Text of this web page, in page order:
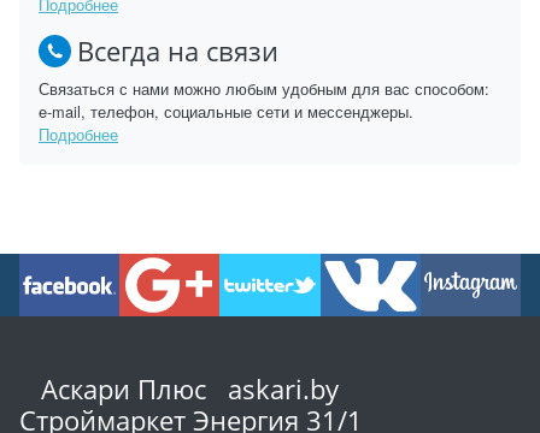
Всегда на связи
Связаться с нами можно любым удобным для вас способом:
e-mail, телефон, социальные сети и мессенджеры.
Подробнее
Аскари Плюс askari.by
Строймаркет Энергия 31/1